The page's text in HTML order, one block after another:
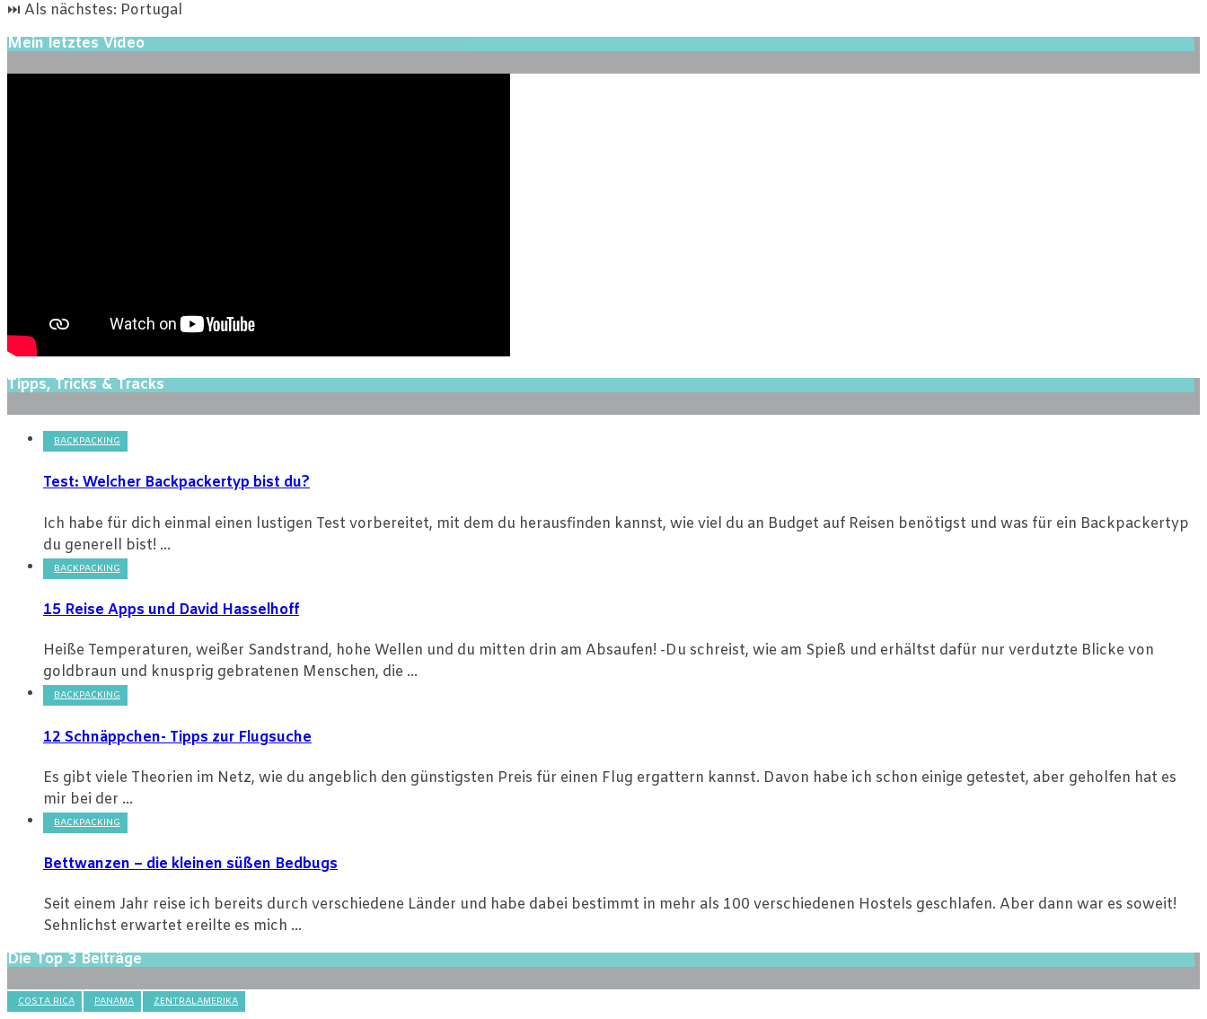
⏭ Als nächstes: Portugal
Mein letztes Video
Tipps, Tricks & Tracks
BACKPACKING
Test: Welcher Backpackertyp bist du?
Ich habe für dich einmal einen lustigen Test vorbereitet, mit dem du herausfinden kannst, wie viel du an Budget auf Reisen benötigst und was für ein Backpackertyp
du generell bist! ...
BACKPACKING
15 Reise Apps und David Hasselhoff
Heiße Temperaturen, weißer Sandstrand, hohe Wellen und du mitten drin am Absaufen! -Du schreist, wie am Spieß und erhältst dafür nur verdutzte Blicke von
goldbraun und knusprig gebratenen Menschen, die ...
BACKPACKING
12 Schnäppchen- Tipps zur Flugsuche
Es gibt viele Theorien im Netz, wie du angeblich den günstigsten Preis für einen Flug ergattern kannst. Davon habe ich schon einige getestet, aber geholfen hat es
mir bei der ...
BACKPACKING
Bettwanzen – die kleinen süßen Bedbugs
Seit einem Jahr reise ich bereits durch verschiedene Länder und habe dabei bestimmt in mehr als 100 verschiedenen Hostels geschlafen. Aber dann war es soweit!
Sehnlichst erwartet ereilte es mich ...
Die Top 3 Beiträge
COSTA RICA PANAMA ZENTRALAMERIKA